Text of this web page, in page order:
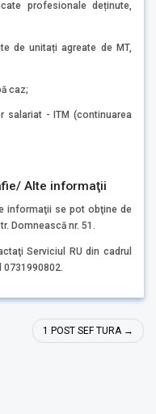
profesionale deținute,
de unitați agreate de MT,
caz;
salariat - ITM (continuarea
Alte informaţii
informaţii se pot obţine de
Domnească nr. 51.
Serviciul RU din cadrul
0731990802.
1 POST SEF TURA